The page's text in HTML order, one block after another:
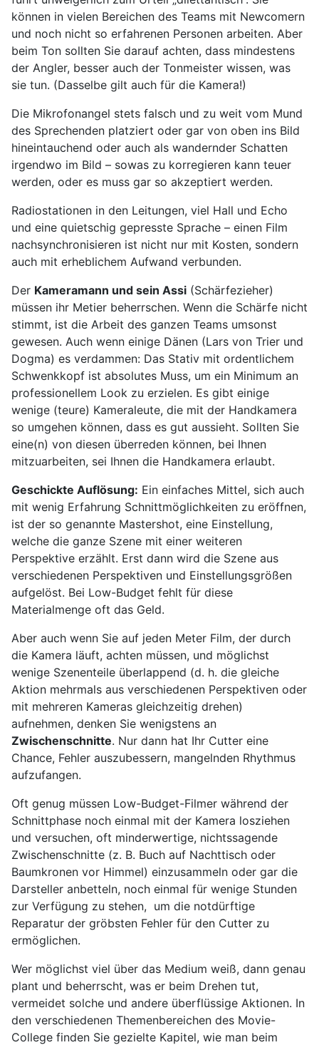
können in vielen Bereichen des Teams mit Newcomern
und noch nicht so erfahrenen Personen arbeiten. Aber
beim Ton sollten Sie darauf achten, dass mindestens
der Angler, besser auch der Tonmeister wissen, was
sie tun. (Dasselbe gilt auch für die Kamera!)
Die Mikrofonangel stets falsch und zu weit vom Mund
des Sprechenden platziert oder gar von oben ins Bild
hineintauchend oder auch als wandernder Schatten
irgendwo im Bild – sowas zu korregieren kann teuer
werden, oder es muss gar so akzeptiert werden.
Radiostationen in den Leitungen, viel Hall und Echo
und eine quietschig gepresste Sprache – einen Film
nachsynchronisieren ist nicht nur mit Kosten, sondern
auch mit erheblichem Aufwand verbunden.
Der Kameramann und sein Assi (Schärfezieher)
müssen ihr Metier beherrschen. Wenn die Schärfe nicht
stimmt, ist die Arbeit des ganzen Teams umsonst
gewesen. Auch wenn einige Dänen (Lars von Trier und
Dogma) es verdammen: Das Stativ mit ordentlichem
Schwenkkopf ist absolutes Muss, um ein Minimum an
professionellem Look zu erzielen. Es gibt einige
wenige (teure) Kameraleute, die mit der Handkamera
so umgehen können, dass es gut aussieht. Sollten Sie
eine(n) von diesen überreden können, bei Ihnen
mitzuarbeiten, sei Ihnen die Handkamera erlaubt.
Geschickte Auflösung: Ein einfaches Mittel, sich auch
mit wenig Erfahrung Schnittmöglichkeiten zu eröffnen,
ist der so genannte Mastershot, eine Einstellung,
welche die ganze Szene mit einer weiteren
Perspektive erzählt. Erst dann wird die Szene aus
verschiedenen Perspektiven und Einstellungsgrößen
aufgelöst. Bei Low-Budget fehlt für diese
Materialmenge oft das Geld.
Aber auch wenn Sie auf jeden Meter Film, der durch
die Kamera läuft, achten müssen, und möglichst
wenige Szenenteile überlappend (d. h. die gleiche
Aktion mehrmals aus verschiedenen Perspektiven oder
mit mehreren Kameras gleichzeitig drehen)
aufnehmen, denken Sie wenigstens an
Zwischenschnitte. Nur dann hat Ihr Cutter eine
Chance, Fehler auszubessern, mangelnden Rhythmus
aufzufangen.
Oft genug müssen Low-Budget-Filmer während der
Schnittphase noch einmal mit der Kamera losziehen
und versuchen, oft minderwertige, nichtssagende
Zwischenschnitte (z. B. Buch auf Nachttisch oder
Baumkronen vor Himmel) einzusammeln oder gar die
Darsteller anbetteln, noch einmal für wenige Stunden
zur Verfügung zu stehen, um die notdürftige
Reparatur der gröbsten Fehler für den Cutter zu
ermöglichen.
Wer möglichst viel über das Medium weiß, dann genau
plant und beherrscht, was er beim Drehen tut,
vermeidet solche und andere überflüssige Aktionen. In
den verschiedenen Themenbereichen des Movie-
College finden Sie gezielte Kapitel, wie man beim